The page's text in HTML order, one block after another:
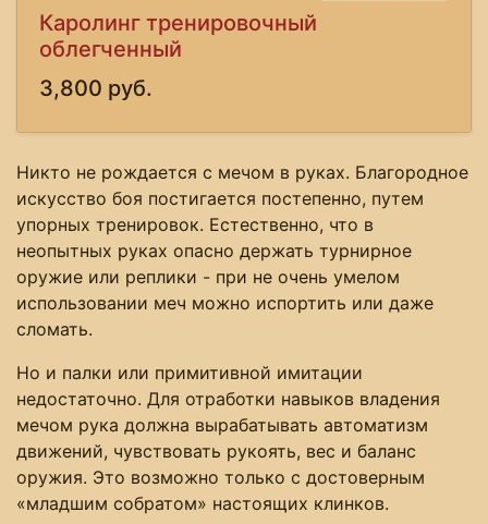
Каролинг тренировочный
облегченный
3,800 руб.
Никто не рождается с мечом в руках. Благородное
искусство боя постигается постепенно, путем
упорных тренировок. Естественно, что в
неопытных руках опасно держать турнирное
оружие или реплики - при не очень умелом
использовании меч можно испортить или даже
сломать.
Но и палки или примитивной имитации
недостаточно. Для отработки навыков владения
мечом рука должна вырабатывать автоматизм
движений, чувствовать рукоять, вес и баланс
оружия. Это возможно только с достоверным
«младшим собратом» настоящих клинков.